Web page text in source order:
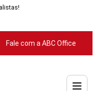
Fale com a ABC Office